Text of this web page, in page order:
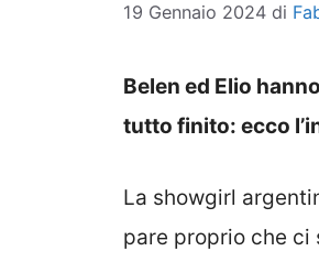
19 Gennaio 2024 di
Belen ed Elio
tutto finito: ecco
La showgirl
pare proprio che ci